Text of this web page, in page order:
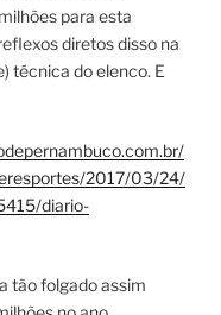
para esta
diretos disso na
técnica do elenco. E
2017/03/24/
diario-
tão folgado assim